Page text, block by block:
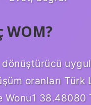
WOM?
oranları Türk
Wonu1 38.48080